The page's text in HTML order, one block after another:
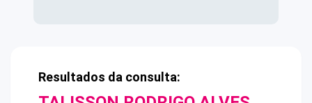
Resultados da consulta: